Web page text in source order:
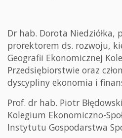
Dr hab. Dorota Niedziółka,
prorektorem ds. rozwoju,
Geografii Ekonomicznej
Przedsiębiorstwie oraz
dyscypliny ekonomia i
Prof. dr hab. Piotr
Kolegium Ekonomiczno-
Instytutu Gospodarstwa